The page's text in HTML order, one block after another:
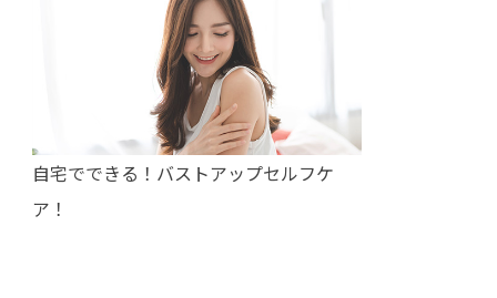
自宅でできる！バストアップセルフケ
ア！